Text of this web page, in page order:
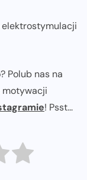
elektrostymulacji
Polub nas na
motywacji
! Psst...